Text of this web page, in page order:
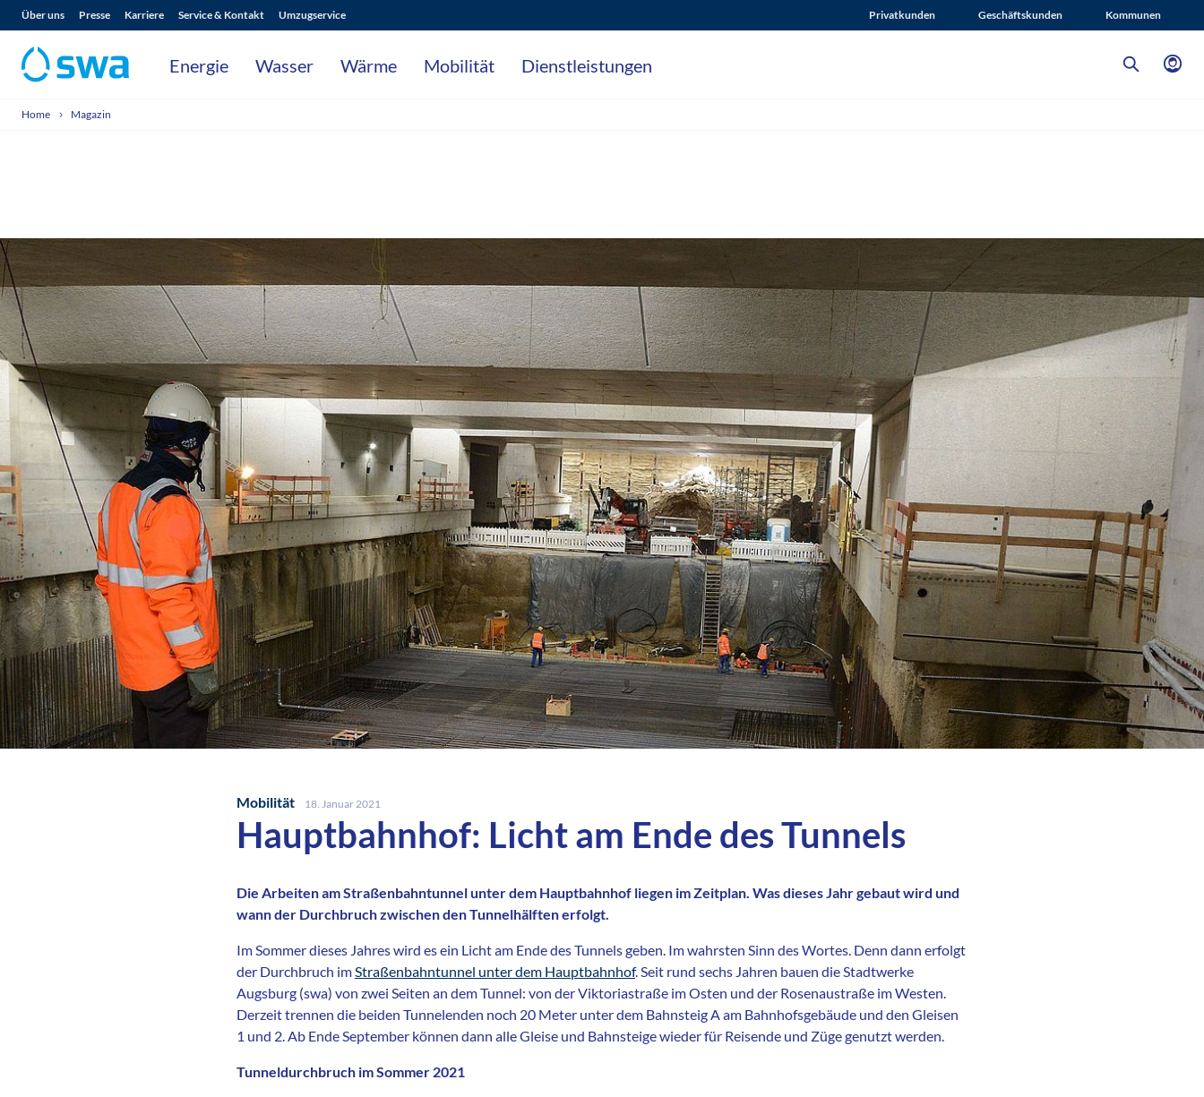
Über uns Presse Karriere Service & Kontakt Umzugservice Privatkunden Geschäftskunden Kommunen
Energie Wasser Wärme Mobilität Dienstleistungen
Home Magazin
Mobilität 18. Januar 2021
Hauptbahnhof: Licht am Ende des Tunnels
Die Arbeiten am Straßenbahntunnel unter dem Hauptbahnhof liegen im Zeitplan. Was dieses Jahr gebaut wird und
wann der Durchbruch zwischen den Tunnelhälften erfolgt.
Im Sommer dieses Jahres wird es ein Licht am Ende des Tunnels geben. Im wahrsten Sinn des Wortes. Denn dann erfolgt
der Durchbruch imStraßenbahntunnel unter dem Hauptbahnhof. Seit rund sechs Jahren bauen die Stadtwerke
Augsburg (swa) von zwei Seiten an dem Tunnel: von der Viktoriastraße im Osten und der Rosenaustraße im Westen.
Derzeit trennen die beiden Tunnelenden noch 20 Meter unter dem Bahnsteig A am Bahnhofsgebäude und den Gleisen
1 und 2. Ab Ende September können dann alle Gleise und Bahnsteige wieder für Reisende und Züge genutzt werden.
Tunneldurchbruch im Sommer 2021